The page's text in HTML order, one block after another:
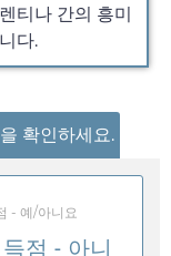
티나 간의 흥미
다.
확인하세요.
- 예/아니요
점 - 아니